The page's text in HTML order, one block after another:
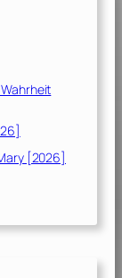
[2026]